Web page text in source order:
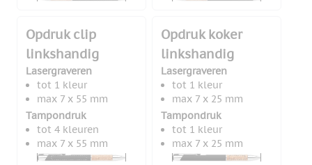
Opdruk clip
linkshandig
Lasergraveren
tot 1 kleur
max 7 x 55 mm
Tampondruk
tot 4 kleuren
max 7 x 55 mm
Opdruk koker
linkshandig
Lasergraveren
tot 1 kleur
max 7 x 25 mm
Tampondruk
tot 1 kleur
max 7 x 25 mm